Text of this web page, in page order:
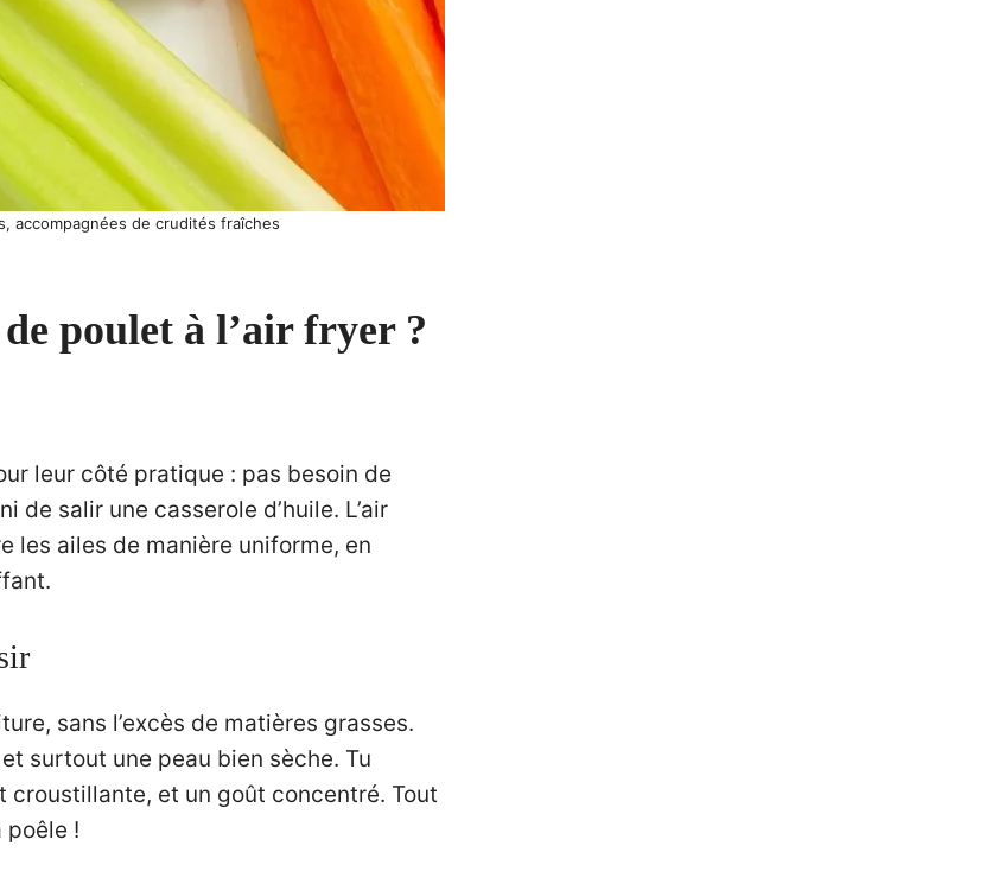
accompagnées de crudités fraîches
poulet à l’air fryer ?
leur côté pratique : pas besoin de
salir une casserole d’huile. L’air
les ailes de manière uniforme, en
sans l’excès de matières grasses.
surtout une peau bien sèche. Tu
et un goût concentré. Tout
poêle !